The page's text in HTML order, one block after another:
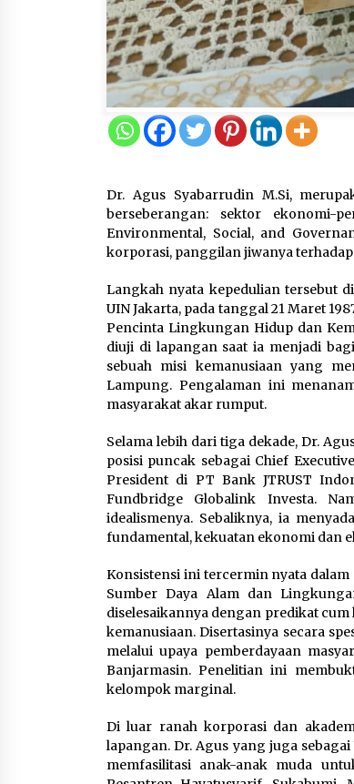
Dr. Agus Syabarrudin M.Si,
berseberangan: sektor ekonomi-
Environmental, Social, and
korporasi, panggilan jiwanya
Langkah nyata kepedulian tersebut
UIN Jakarta, pada tanggal 21 Maret
Pencinta Lingkungan Hidup dan
diuji di lapangan saat ia menjadi
sebuah misi kemanusiaan yang
Lampung. Pengalaman ini
masyarakat akar rumput.
Selama lebih dari tiga dekade, Dr.
posisi puncak sebagai Chief
President di PT Bank JTRUST
Fundbridge Globalink Investa.
idealismenya. Sebaliknya, ia
fundamental, kekuatan ekonomi dan
Konsistensi ini tercermin nyata
Sumber Daya Alam dan
diselesaikannya dengan predikat
kemanusiaan. Disertasinya secara
melalui upaya pemberdayaan
Banjarmasin. Penelitian ini
kelompok marginal.
Di luar ranah korporasi dan
lapangan. Dr. Agus yang juga
memfasilitasi anak-anak muda